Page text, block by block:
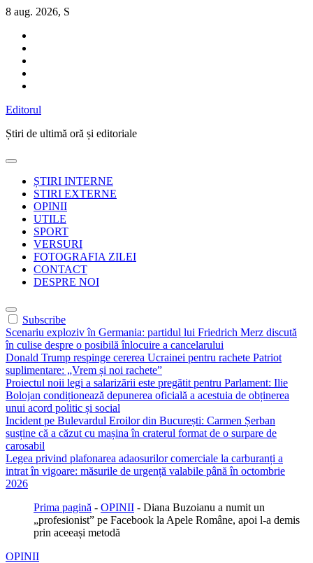
Sari
conținut
8 aug. 2026, S
Editorul
Știri de ultimă oră și editoriale
ȘTIRI INTERNE
STIRI EXTERNE
OPINII
UTILE
SPORT
VERSURI
FOTOGRAFIA ZILEI
CONTACT
DESPRE NOI
Subscribe
Scenariu exploziv în Germania: partidul lui Friedrich Merz discută
în culise despre o posibilă înlocuire a cancelarului
Donald Trump respinge cererea Ucrainei pentru rachete Patriot
suplimentare: „Vrem și noi rachete”
Proiectul noii legi a salarizării este pregătit pentru Parlament: Ilie
Bolojan condiționează depunerea oficială a acestuia de obținerea
unui acord politic și social
Incident pe Bulevardul Eroilor din București: Carmen Șerban
susține că a căzut cu mașina în craterul format de o surpare de
carosabil
Legea privind plafonarea adaosurilor comerciale la carburanți a
intrat în vigoare: măsurile de urgență valabile până în octombrie
2026
Prima pagină - OPINII - Diana Buzoianu a numit un
„profesionist” pe Facebook la Apele Române, apoi l-a demis
prin aceeași metodă
OPINII